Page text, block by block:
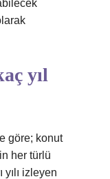
yıl
göre; konut
her türlü
izleyen